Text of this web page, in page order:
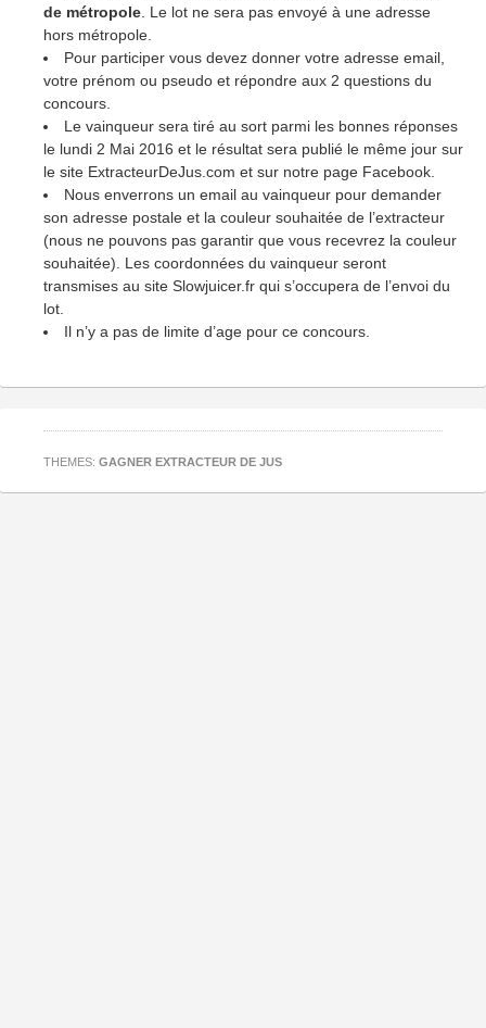
de métropole . Le lot ne sera pas envoyé à une adresse
hors métropole.
Pour participer vous devez donner votre adresse email,
votre prénom ou pseudo et répondre aux 2 questions du
concours.
Le vainqueur sera tiré au sort parmi les bonnes réponses
le lundi 2 Mai 2016 et le résultat sera publié le même jour sur
le site ExtracteurDeJus.com et sur notre page Facebook.
Nous enverrons un email au vainqueur pour demander
son adresse postale et la couleur souhaitée de l’extracteur
(nous ne pouvons pas garantir que vous recevrez la couleur
souhaitée). Les coordonnées du vainqueur seront
transmises au site Slowjuicer.fr qui s’occupera de l’envoi du
lot.
Il n’y a pas de limite d’age pour ce concours.
THEMES: GAGNER EXTRACTEUR DE JUS